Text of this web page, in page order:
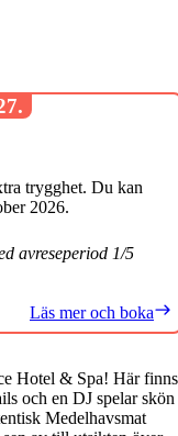
Hotel & Spa! Här finns
och en DJ spelar skön
Medelhavsmat
trygghet. Du kan
2026.
avreseperiod 1/5
Läs mer och boka